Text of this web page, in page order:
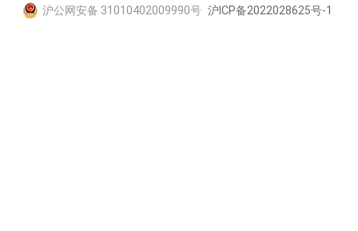
沪公网安备 31010402009990号 沪ICP备2022028625号-1